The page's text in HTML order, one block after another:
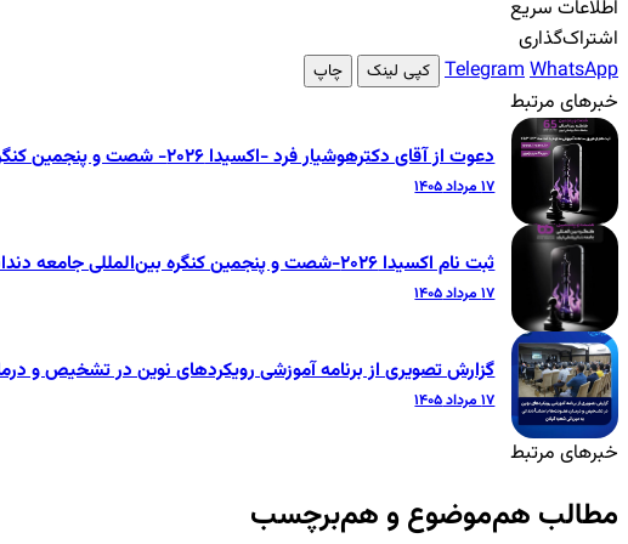
اطلاعات سریع
اشتراک‌گذاری
TelegramWhatsApp کپی لینک چاپ
خبرهای مرتبط
دعوت از آقای دکترهوشیار فرد -اکسیدا ۲۰۲۶- شصت و پنجمین کنگره بین‌المللی جامعه دندانپزشکی ایران
۱۷ مرداد ۱۴۰۵
ثبت نام اکسیدا ۲۰۲۶-شصت و پنجمین کنگره بین‌المللی جامعه دندانپزشکی ایران
۱۷ مرداد ۱۴۰۵
گزارش تصویری از برنامه آموزشی رویکردهای نوین در تشخیص و
۱۷ مرداد ۱۴۰۵
خبرهای مرتبط
مطالب هم‌موضوع و هم‌برچسب